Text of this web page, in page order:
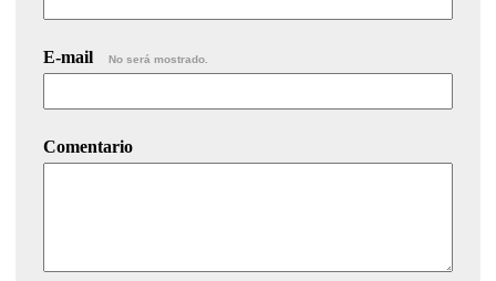
E-mail No será mostrado.
Comentario